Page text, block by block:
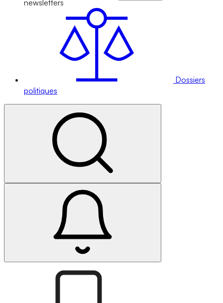
newsletters
Dossiers
politiques